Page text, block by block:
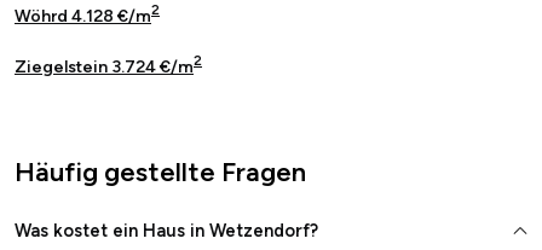
Wöhrd 4.128 €/m2
Ziegelstein 3.724 €/m2
Häufig gestellte Fragen
Was kostet ein Haus in Wetzendorf?